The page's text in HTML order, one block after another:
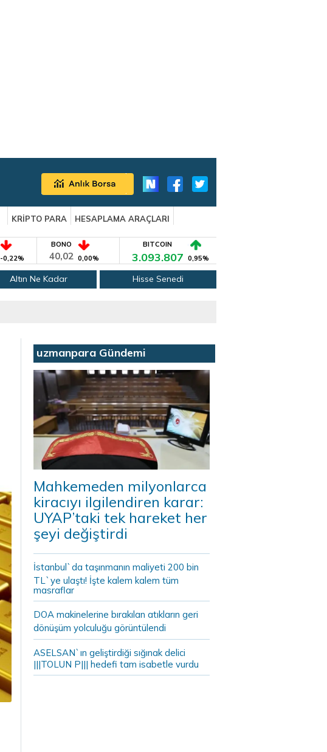
KRİPTO PARA
HESAPLAMA ARAÇLARI
-0,22%
BONO
40,02 0,00%
BITCOIN
3.093.807 0,95%
Altın Ne Kadar Hisse Senedi
uzmanpara Gündemi
Mahkemeden milyonlarca
kiracıyı ilgilendiren karar:
UYAP’taki tek hareket her
şeyi değiştirdi
İstanbul`da taşınmanın maliyeti 200 bin
TL`ye ulaştı! İşte kalem kalem tüm
masraflar
DOA makinelerine bırakılan atıkların geri
dönüşüm yolculuğu görüntülendi
ASELSAN`ın geliştirdiği sığınak delici
|||TOLUN P||| hedefi tam isabetle vurdu